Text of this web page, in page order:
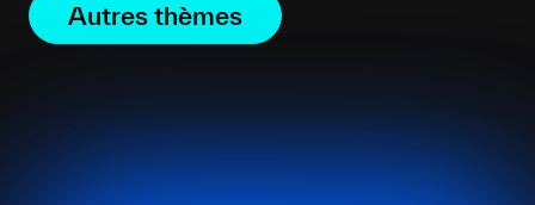
Autres thèmes